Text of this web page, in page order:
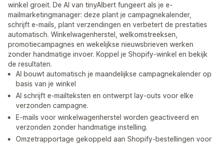
winkel groeit. De AI van tinyAlbert fungeert als je e-
mailmarketingmanager: deze plant je campagnekalender,
schrijft e-mails, plant verzendingen en verbetert de prestaties
automatisch. Winkelwagenherstel, welkomstreeksen,
promotiecampagnes en wekelijkse nieuwsbrieven werken
zonder handmatige invoer. Koppel je Shopify-winkel en bekijk
de resultaten.
AI bouwt automatisch je maandelijkse campagnekalender op
basis van je winkel
AI schrijft e-mailteksten en ontwerpt lay-outs voor elke
verzonden campagne.
E-mails voor winkelwagenherstel worden geactiveerd en
verzonden zonder handmatige instelling.
Omzetrapportage gekoppeld aan Shopify-bestellingen voor